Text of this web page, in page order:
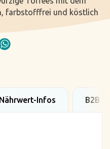
farbstofffrei und köstlich
Nährwert-Infos B2B